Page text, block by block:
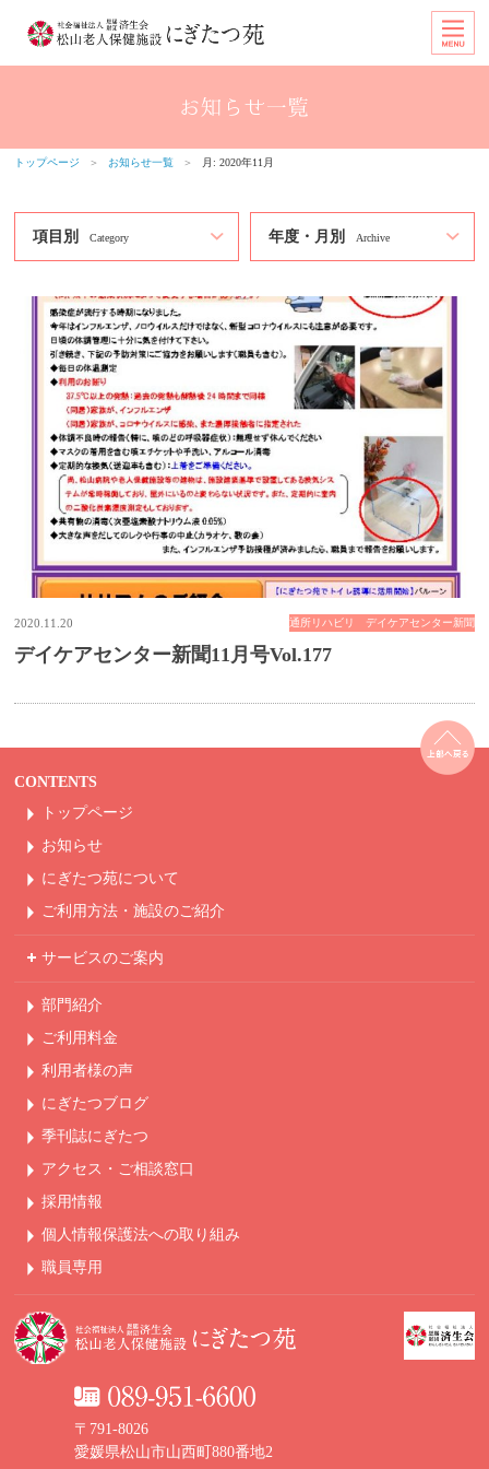
トップページ ＞ お知らせ一覧 ＞ 月: 2020年11月
項目別 Category 年度・月別 Archive
2020.11.20 通所リハビリ デイケアセンター新聞
デイケアセンター新聞11月号Vol.177
CONTENTS
トップページ
お知らせ
にぎたつ苑について
ご利用方法・ 施設のご紹介
サービスのご案内
部門紹介
ご利用料金
利用者様の声
にぎたつブログ
季刊誌にぎたつ
アクセス・ご相談窓口
採用情報
個人情報保護法への取り組み
職員専用
〒791-8026
愛媛県松山市山西町880番地2